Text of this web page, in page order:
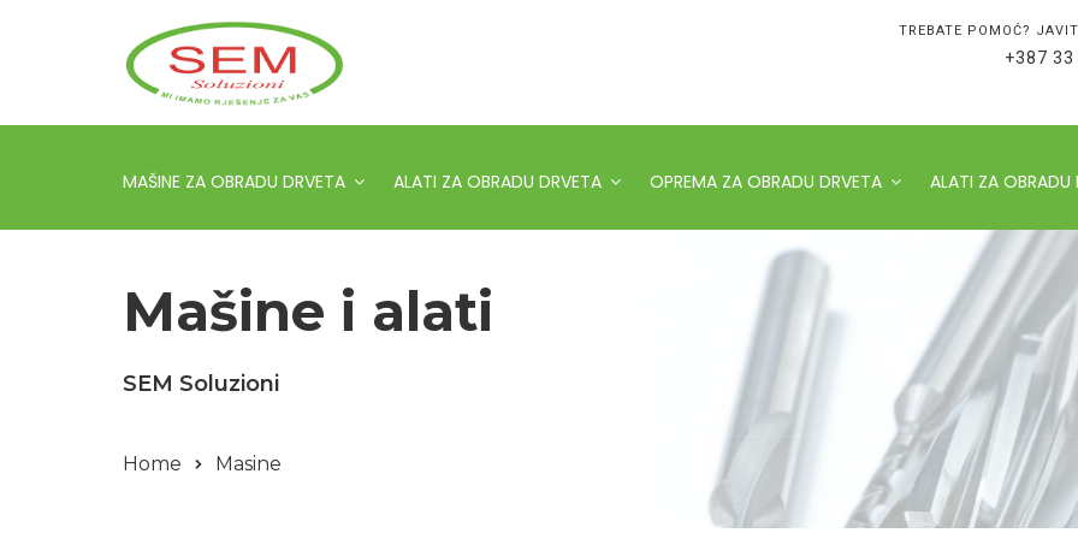
TREBATE POMOĆ?
+387
MAŠINE ZA OBRADU DRVETA ALATI ZA OBRADU DRVETA OPREMA ZA OBRADU DRVETA ALATI ZA OBRADU
Mašine i alati
SEM Soluzioni
Home Masine